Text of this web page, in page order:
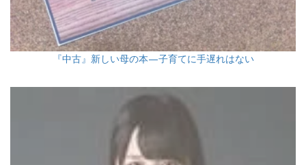
『中古』新しい母の本—子育てに手遅れはない